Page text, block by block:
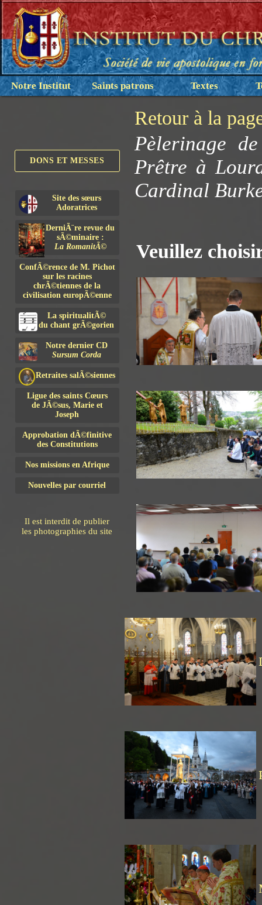
Notre Institut Saints patrons Textes
DONS ET MESSES
Site des sœurs
Adoratrices
DerniÃ¨re revue du
sÃ©minaire :
La RomanitÃ©
ConfÃ©rence de M. Pichot
sur les racines
chrÃ©tiennes de la
civilisation europÃ©enne
La spiritualitÃ©
du chant grÃ©gorien
Notre dernier CD
Sursum Corda
Retraites salÃ©siennes
Ligue des saints Cœurs
de JÃ©sus, Marie et
Joseph
Approbation dÃ©finitive
des Constitutions
Nos missions en Afrique
Nouvelles par courriel
Il est interdit de publier
les photographies du site
Retour à la
Pèlerinage
Prêtre à
Cardinal
Veuillez